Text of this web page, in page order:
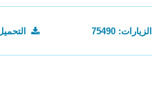
الزيارات: 75490 التحميل: